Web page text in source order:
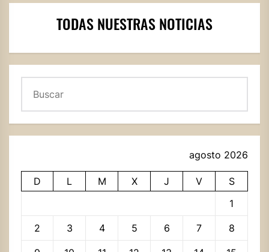
TODAS NUESTRAS NOTICIAS
agosto 2026
D L M X J V
S
1
2 3 4 5 6 7 8